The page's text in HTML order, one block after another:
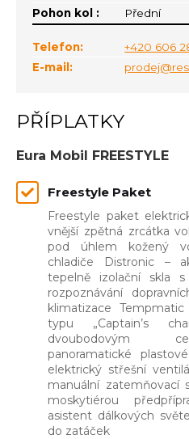
Pohon kol :
Přední
Telefon:
+420 606
E-mail:
PŘÍPLATKY
Eura Mobil FREESTYLE
Freestyle Paket
Freestyle paket
vnější zpětná zrcátka
pod úhlem kožený
chladiče Distronic –
tepelně izolační skla
rozpoznávání
klimatizace
typu „Captain’s
dvoubodovým
panoramatické
elektrický střešní
manuální zatemňovací
moskytiérou
asistent dálkových
do zatáček